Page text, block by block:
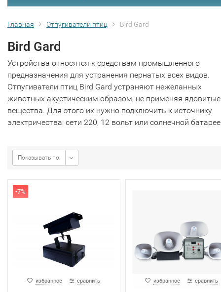
Главная Отпугиватели птиц Bird Gard
Bird Gard
Устройства относятся к средствам промышленного
предназначения для устранения пернатых всех видов.
Отпугиватели птиц Bird Gard устраняют нежеланных
животных акустическим образом, не применяя ядовитые
вещества. Для этого их нужно подключить к источнику
электричества: сети 220, 12 вольт или солнечной
Показывать по:
-7%
избранное сравнить избранное сравнить